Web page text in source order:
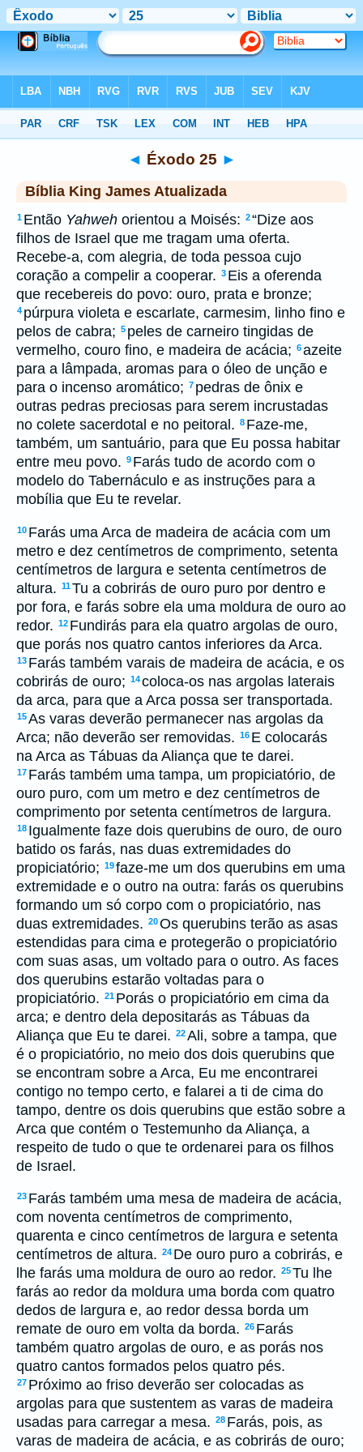
◄ Éxodo 25 ►
Bíblia King James Atualizada
1 Então Yahweh orientou a Moisés: 2“Dize aos
filhos de Israel que me tragam uma oferta.
Recebe-a, com alegria, de toda pessoa cujo
coração a compelir a cooperar. 3 Eis a oferenda
que recebereis do povo: ouro, prata e bronze;
4 púrpura violeta e escarlate, carmesim, linho fino e
pelos de cabra; 5 peles de carneiro tingidas de
vermelho, couro fino, e madeira de acácia; 6azeite
para a lâmpada, aromas para o óleo de unção e
para o incenso aromático; 7 pedras de ônix e
outras pedras preciosas para serem incrustadas
no colete sacerdotal e no peitoral. 8 Faze-me,
também, um santuário, para que Eu possa habitar
entre meu povo. 9 Farás tudo de acordo com o
modelo do Tabernáculo e as instruções para a
mobília que Eu te revelar.
10 Farás uma Arca de madeira de acácia com um
metro e dez centímetros de comprimento, setenta
centímetros de largura e setenta centímetros de
altura. 11Tu a cobrirás de ouro puro por dentro e
por fora, e farás sobre ela uma moldura de ouro ao
redor. 12 Fundirás para ela quatro argolas de ouro,
que porás nos quatro cantos inferiores da Arca.
13 Farás também varais de madeira de acácia, e os
cobrirás de ouro; 14coloca-os nas argolas laterais
da arca, para que a Arca possa ser transportada.
15As varas deverão permanecer nas argolas da
Arca; não deverão ser removidas. 16 E colocarás
na Arca as Tábuas da Aliança que te darei.
17 Farás também uma tampa, um propiciatório, de
ouro puro, com um metro e dez centímetros de
comprimento por setenta centímetros de largura.
18 Igualmente faze dois querubins de ouro, de ouro
batido os farás, nas duas extremidades do
propiciatório; 19faze-me um dos querubins em uma
extremidade e o outro na outra: farás os querubins
formando um só corpo com o propiciatório, nas
duas extremidades. 20Os querubins terão as asas
estendidas para cima e protegerão o propiciatório
com suas asas, um voltado para o outro. As faces
dos querubins estarão voltadas para o
propiciatório. 21 Porás o propiciatório em cima da
arca; e dentro dela depositarás as Tábuas da
Aliança que Eu te darei. 22Ali, sobre a tampa, que
é o propiciatório, no meio dos dois querubins que
se encontram sobre a Arca, Eu me encontrarei
contigo no tempo certo, e falarei a ti de cima do
tampo, dentre os dois querubins que estão sobre a
Arca que contém o Testemunho da Aliança, a
respeito de tudo o que te ordenarei para os filhos
de Israel.
23 Farás também uma mesa de madeira de acácia,
com noventa centímetros de comprimento,
quarenta e cinco centímetros de largura e setenta
centímetros de altura. 24 De ouro puro a cobrirás, e
lhe farás uma moldura de ouro ao redor. 25Tu lhe
farás ao redor da moldura uma borda com quatro
dedos de largura e, ao redor dessa borda um
remate de ouro em volta da borda. 26 Farás
também quatro argolas de ouro, e as porás nos
quatro cantos formados pelos quatro pés.
27 Próximo ao friso deverão ser colocadas as
argolas para que sustentem as varas de madeira
usadas para carregar a mesa. 28 Farás, pois, as
varas de madeira de acácia, e as cobrirás de ouro;